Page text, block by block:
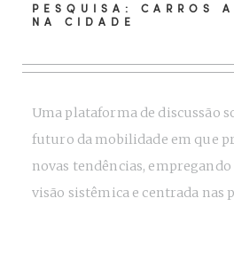
PESQUISA: CARROS
NA CIDADE
Uma plataforma de discussão
futuro da mobilidade em que
novas tendências,
visão sistêmica e centrada nas